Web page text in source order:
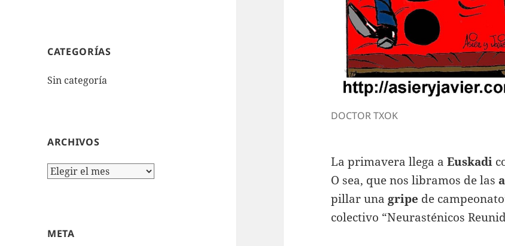
CATEGORÍAS
Sin categoría
ARCHIVOS
Archivos
META
DOCTOR TXOK
La primavera llega aEuskadi
O sea, que nos libramos de las
pillar una gripe de
colectivo “Neurasténicos